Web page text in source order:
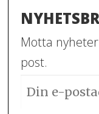
Motta
post.